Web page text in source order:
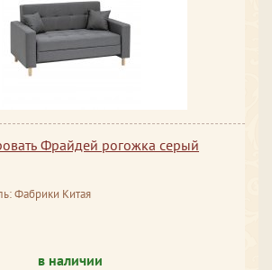
Фрайдей рогожка серый
Фабрики Китая
в наличии